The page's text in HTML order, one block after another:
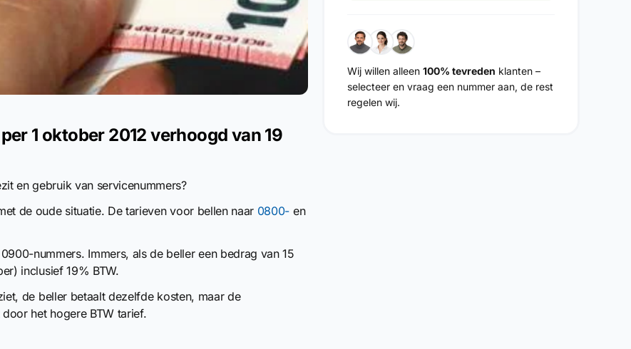
1 oktober 2012 verhoogd van 19
en gebruik van servicenummers?
de oude situatie. De tarieven voor bellen naar 0800- en
nummers. Immers, als de beller een bedrag van 15
inclusief 19% BTW.
de beller betaalt dezelfde kosten, maar de
het hogere BTW tarief.
Wij willen alleen 100% tevreden klanten –
selecteer en vraag een nummer aan, de rest
regelen wij.